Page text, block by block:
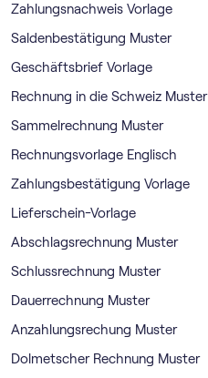
Zahlungsnachweis Vorlage
Saldenbestätigung Muster
Geschäftsbrief Vorlage
Rechnung in die Schweiz Muster
Sammelrechnung Muster
Rechnungsvorlage Englisch
Zahlungsbestätigung Vorlage
Lieferschein-Vorlage
Abschlagsrechnung Muster
Schlussrechnung Muster
Dauerrechnung Muster
Anzahlungsrechung Muster
Dolmetscher Rechnung Muster